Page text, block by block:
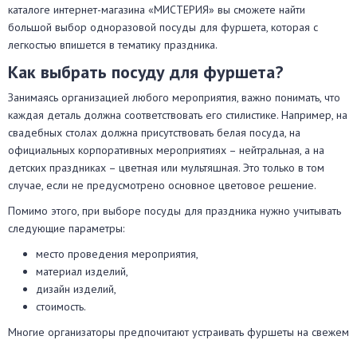
каталоге интернет-магазина «МИСТЕРИЯ» вы сможете найти
большой выбор одноразовой посуды для фуршета, которая с
легкостью впишется в тематику праздника.
Как выбрать посуду для фуршета?
Занимаясь организацией любого мероприятия, важно понимать, что
каждая деталь должна соответствовать его стилистике. Например, на
свадебных столах должна присутствовать белая посуда, на
официальных корпоративных мероприятиях – нейтральная, а на
детских праздниках – цветная или мультяшная. Это только в том
случае, если не предусмотрено основное цветовое решение.
Помимо этого, при выборе посуды для праздника нужно учитывать
следующие параметры:
место проведения мероприятия,
материал изделий,
дизайн изделий,
стоимость.
Многие организаторы предпочитают устраивать фуршеты на свежем